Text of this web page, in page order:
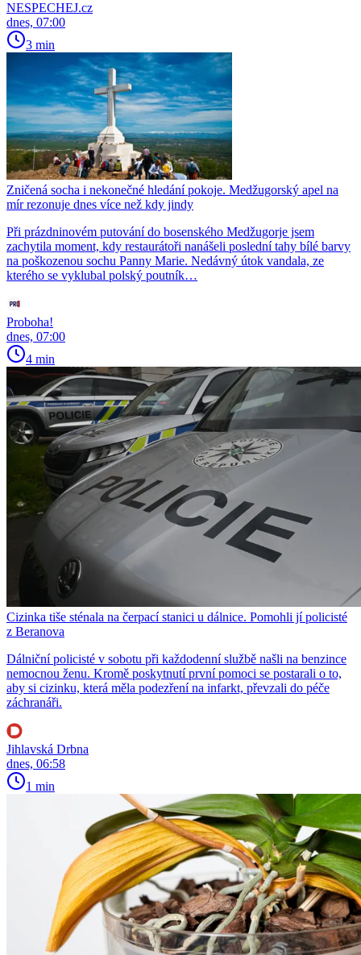
NESPECHEJ.cz
dnes, 07:00
3 min
Zničená socha i nekonečné hledání pokoje. Medžugorský apel na
mír rezonuje dnes více než kdy jindy
Při prázdninovém putování do bosenského Medžugorje jsem
zachytila moment, kdy restaurátoři nanášeli poslední tahy bílé barvy
na poškozenou sochu Panny Marie. Nedávný útok vandala, ze
kterého se vyklubal polský poutník…
Proboha!
dnes, 07:00
4 min
Cizinka tiše sténala na čerpací stanici u dálnice. Pomohli jí policisté
z Beranova
Dálniční policisté v sobotu při každodenní službě našli na benzince
nemocnou ženu. Kromě poskytnutí první pomoci se postarali o to,
aby si cizinku, která měla podezření na infarkt, převzali do péče
záchranáři.
Jihlavská Drbna
dnes, 06:58
1 min